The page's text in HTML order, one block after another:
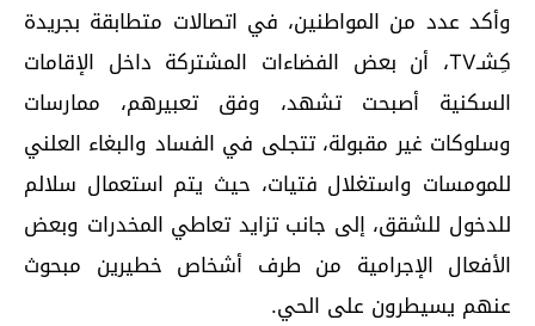
وأكد عدد من المواطنين، في اتصالات متطابقة بجريدة
كِشـTV، أن بعض الفضاءات المشتركة داخل الإقامات
السكنية أصبحت تشهد، وفق تعبيرهم، ممارسات
وسلوكات غير مقبولة، تتجلى في الفساد والبغاء العلني
للمومسات واستغلال فتيات، حيث يتم استعمال سلالم
للدخول للشقق، إلى جانب تزايد تعاطي المخدرات وبعض
الأفعال الإجرامية من طرف أشخاص خطيرين مبحوث
عنهم يسيطرون على الحي.